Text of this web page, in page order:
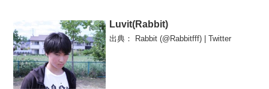
Luvit(Rabbit)
出典： Rabbit (@Rabbitfff) | Twitter